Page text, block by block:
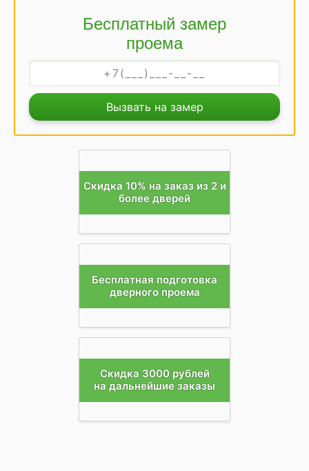
Бесплатный замер
проема
Вызвать на замер
Скидка 10% на заказ из 2 и
более дверей
Бесплатная подготовка
дверного проема
Скидка 3000 рублей
на дальнейшие заказы